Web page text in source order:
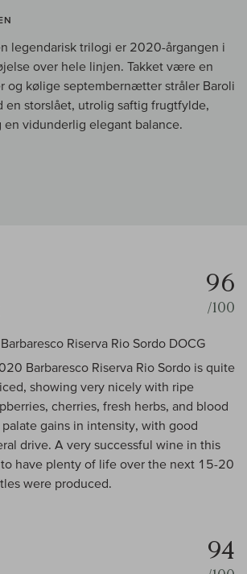
legendarisk trilogi er 2020-årgangen i
over hele linjen. Takket være en
og kølige septembernætter stråler Baroli
en storslået, utrolig saftig frugtfylde,
en vidunderlig elegant balance.
96
/100
Barbaresco Riserva Rio Sordo DOCG
Barbaresco Riserva Rio Sordo is quite
showing very nicely with ripe
cherries, fresh herbs, and blood
gains in intensity, with good
drive. A very successful wine in this
to have plenty of life over the next 15-20
were produced.
94